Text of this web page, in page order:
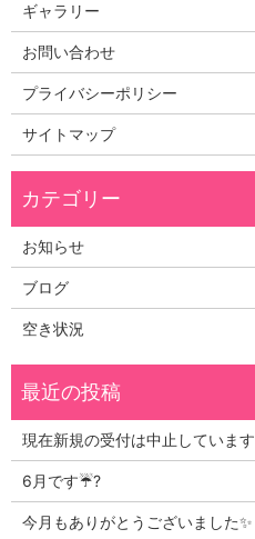
ギャラリー
お問い合わせ
プライバシーポリシー
サイトマップ
お知らせ
ブログ
空き状況
現在新規の受付は中止しています
6月です☔?
今月もありがとうございました✨